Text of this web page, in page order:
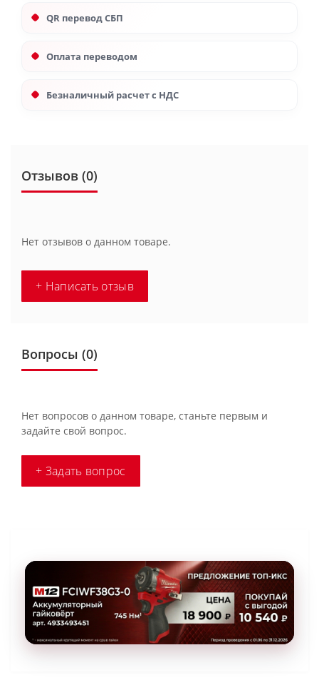
QR перевод СБП
Оплата переводом
Безналичный расчет с НДС
Отзывов (0)
Нет отзывов о данном товаре.
+ Написать отзыв
Вопросы (0)
Нет вопросов о данном товаре, станьте первым и
задайте свой вопрос.
+ Задать вопрос